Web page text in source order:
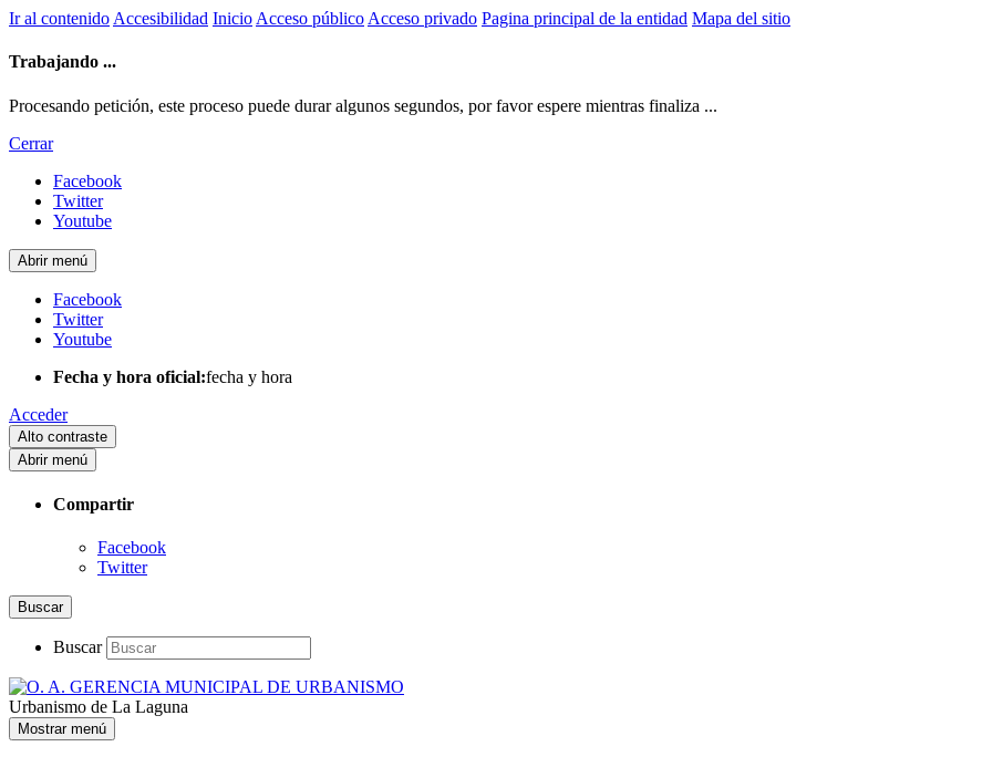
Ir al contenido Accesibilidad Inicio Acceso público Acceso privado Pagina principal de la entidad Mapa del sitio
Trabajando ...
Procesando petición, este proceso puede durar algunos segundos, por favor espere mientras finaliza ...
Cerrar
Facebook
Twitter
Youtube
Abrir menú
Facebook
Twitter
Youtube
Fecha y hora oficial:fecha y hora
Acceder
Alto contraste
Abrir menú
Compartir
Facebook
Twitter
Buscar
Buscar
Urbanismo de La Laguna
Mostrar menú